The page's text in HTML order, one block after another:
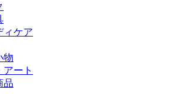
ィケア
物
ート
品